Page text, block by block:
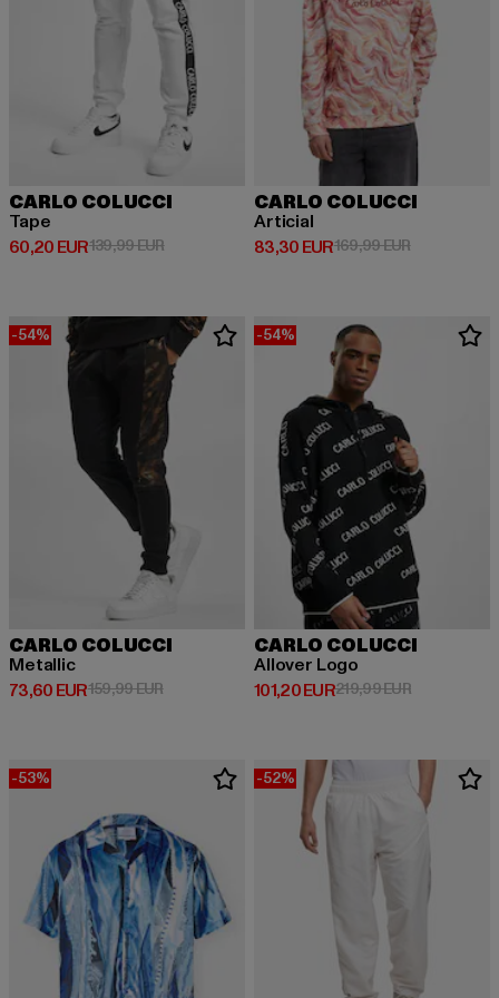
CARLO COLUCCI
Tape
60,20 EUR
Derzeitiger Preis: 60,20 EUR
139,99 EURAktionspreis: 139,99 EUR
CARLO COLUCCI
Articial
83,30 EUR
Derzeitiger Preis: 83,30 EUR
169,99 EUR
-54%
CARLO COLUCCI
Metallic
73,60 EUR
Derzeitiger Preis: 73,60 EUR
159,99 EURAktionspreis: 159,99 EUR
-54%
CARLO COLUCCI
Allover Logo
101,20 EUR
Derzeitiger Preis: 101,20 EUR
219,99 EUR
-53% -52%